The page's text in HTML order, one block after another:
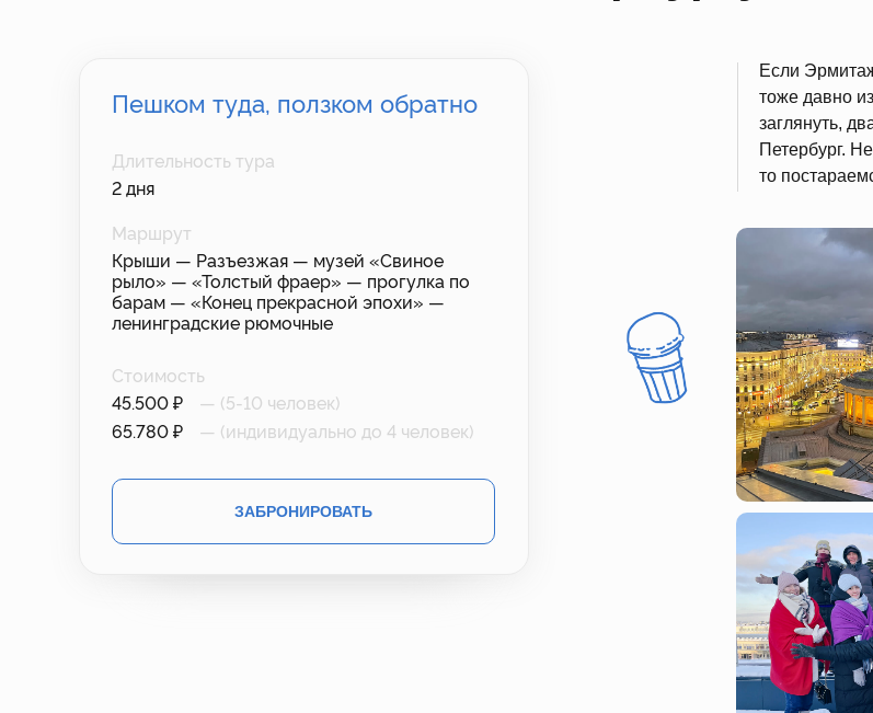
Маршрут
Стоимость
Крыши — Разъезжая — музей «Свиное
рыло» — «Толстый фраер» — прогулка по
барам — «Конец прекрасной эпохи» —
ленинградские рюмочные
2 дня
45.500 ₽
ЗАБРОНИРОВАТЬ
Пешком туда, ползком обратно
Если
тоже давно
заглянуть,
Петербург.
то
Длительность тура
— (5-10 человек)
— (индивидуально до 4 человек)
65.780 ₽